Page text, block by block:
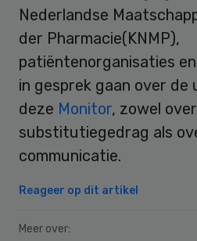
Nederlandse
der Pharmacie(KNMP),
patiëntenorganisaties
in gesprek gaan over de
deze Monitor, zowel
substitutiegedrag als
communicatie.
Reageer op dit artikel
Meer over: